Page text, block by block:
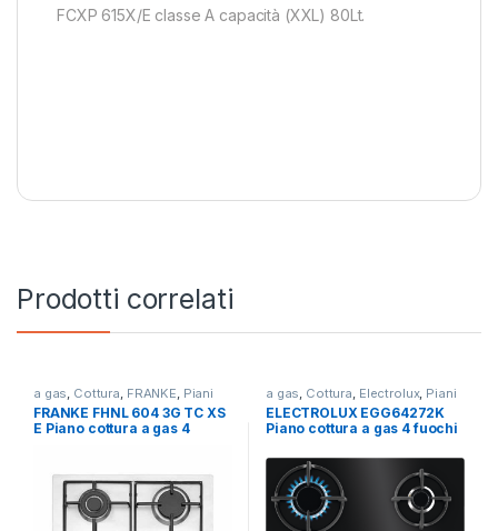
FCXP 615X/E classe A capacità (XXL) 80Lt.
Prodotti correlati
a gas Cottura FRANKE Piani
Cottura
FRANKE FHNL 604 3G TC XS
E Piano cottura a gas 4
a gas Cottura Electrolux, Piani
Cottura
ELECTROLUX EGG64272K
Piano cottura a gas 4 fuochi